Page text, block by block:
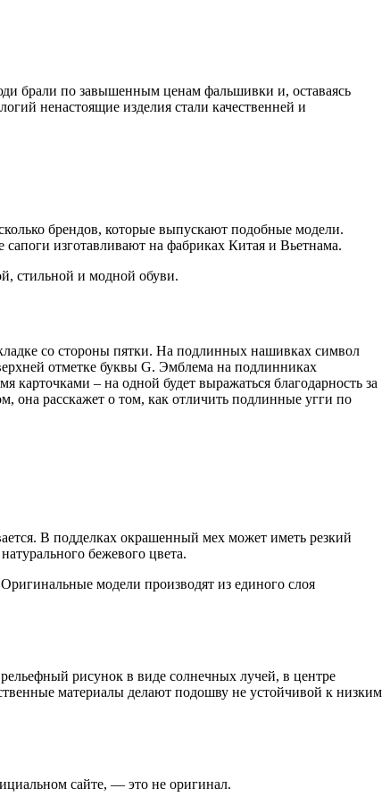
брали по завышенным ценам фальшивки и, оставаясь
ненастоящие изделия стали качественней и
брендов, которые выпускают подобные модели.
изготавливают на фабриках Китая и Вьетнама.
стильной и модной обуви.
со стороны пятки. На подлинных нашивках символ
отметке буквы G. Эмблема на подлинниках
– на одной будет выражаться благодарность за
она расскажет о том, как отличить подлинные угги по
В подделках окрашенный мех может иметь резкий
бежевого цвета.
модели производят из единого слоя
рисунок в виде солнечных лучей, в центре
материалы делают подошву не устойчивой к низким
сайте, — это не оригинал.